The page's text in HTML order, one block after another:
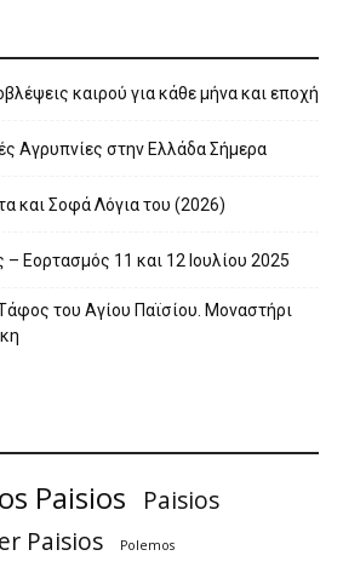
καιρού για κάθε μήνα και εποχή
Αγρυπνίες στην Ελλάδα Σήμερα
και Σοφά Λόγια του (2026)
– Εορτασμός 11 και 12 Ιουλίου 2025
του Αγίου Παϊσίου. Μοναστήρι
Paisios Paisios
Paisios Polemos